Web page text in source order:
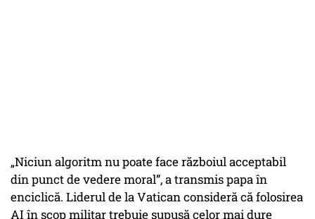
„Niciun algoritm nu poate face războiul acceptabil
din punct de vedere moral”, a transmis papa în
enciclică. Liderul de la Vatican consideră că folosirea
AI în scop militar trebuie supusă celor mai dure